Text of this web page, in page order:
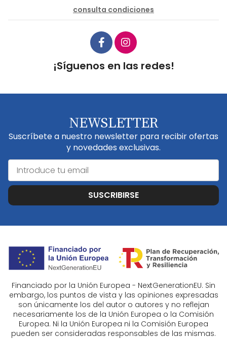
consulta condiciones
¡Síguenos en las redes!
NEWSLETTER
Suscríbete a nuestro newsletter para recibir ofertas
y novedades exclusivas.
SUSCRIBIRSE
Financiado por la Unión Europea - NextGenerationEU. Sin
embargo, los puntos de vista y las opiniones expresadas
son únicamente los del autor o autores y no reflejan
necesariamente los de la Unión Europea o la Comisión
Europea. Ni la Unión Europea ni la Comisión Europea
pueden ser consideradas responsables de las mismas.